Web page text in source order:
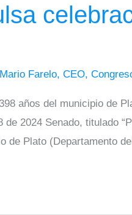
Farelo, CEO,
años del municipio de
2024 Senado, titulado
de Plato (Departamento del